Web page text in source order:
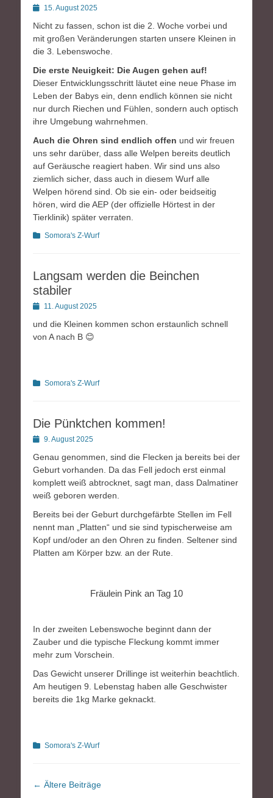
Posted15. August 2025
Nicht zu fassen, schon ist die 2. Woche vorbei und
mit großen Veränderungen starten unsere Kleinen in
die 3. Lebenswoche.
Die erste Neuigkeit: Die Augen gehen auf!
Dieser Entwicklungsschritt läutet eine neue Phase im
Leben der Babys ein, denn endlich können sie nicht
nur durch Riechen und Fühlen, sondern auch optisch
ihre Umgebung wahrnehmen.
Auch die Ohren sind endlich offen und wir freuen
uns sehr darüber, dass alle Welpen bereits deutlich
auf Geräusche reagiert haben. Wir sind uns also
ziemlich sicher, dass auch in diesem Wurf alle
Welpen hörend sind. Ob sie ein- oder beidseitig
hören, wird die AEP (der offizielle Hörtest in der
Tierklinik) später verraten.
Kategorien
Somora's Z-Wurf
Langsam werden die Beinchen
stabiler
Posted11. August 2025
und die Kleinen kommen schon erstaunlich schnell
von A nach B 😊
Kategorien
Somora's Z-Wurf
Die Pünktchen kommen!
Posted9. August 2025
Genau genommen, sind die Flecken ja bereits bei der
Geburt vorhanden. Da das Fell jedoch erst einmal
komplett weiß abtrocknet, sagt man, dass Dalmatiner
weiß geboren werden.
Bereits bei der Geburt durchgefärbte Stellen im Fell
nennt man „Platten“ und sie sind typischerweise am
Kopf und/oder an den Ohren zu finden. Seltener sind
Platten am Körper bzw. an der Rute.
Fräulein Pink an Tag 10
In der zweiten Lebenswoche beginnt dann der
Zauber und die typische Fleckung kommt immer
mehr zum Vorschein.
Das Gewicht unserer Drillinge ist weiterhin beachtlich.
Am heutigen 9. Lebenstag haben alle Geschwister
bereits die 1kg Marke geknackt.
Kategorien
Somora's Z-Wurf
Beitragsnavigation
← Ältere Beiträge